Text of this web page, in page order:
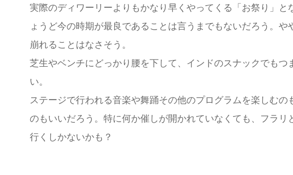
実際のディワーリーよりもかなり早くやってくる「お祭り」
ょうど今の時期が最良であることは言うまでもないだろう。
崩れることはなさそう。
芝生やベンチにどっかり腰を下して、インドのスナックでも
い。
ステージで行われる音楽や舞踊その他のプログラムを楽しむ
のもいいだろう。特に何か催しが開かれていなくても、フラ
行くしかないかも？